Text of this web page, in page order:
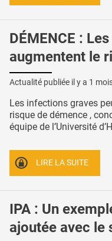
DÉMENCE :
augmentent le
Actualité publiée il y a 1
Les infections graves
risque de démence ,
équipe de l’Université
LIRE LA SUITE
IPA : Un
ajoutée avec le